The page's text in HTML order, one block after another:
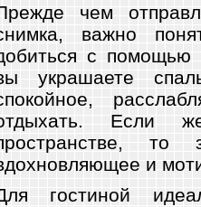
чем
важно
с помощью
украшаете
Если
и
гостиной